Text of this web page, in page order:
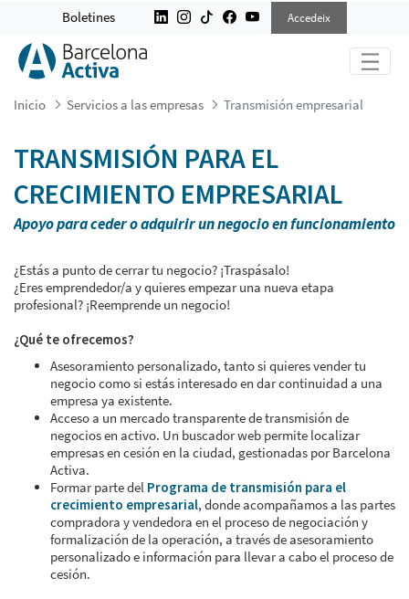
TRANSMISIÓN EMPRESARIAL
Boletines Accedeix
Inicio Servicios a las empresas Transmisión empresarial
TRANSMISIÓN PARA EL
CRECIMIENTO EMPRESARIAL
Apoyo para ceder o adquirir un negocio en funcionamiento
¿Estás a punto de cerrar tu negocio? ¡Traspásalo!
¿Eres emprendedor/a y quieres empezar una nueva etapa
profesional? ¡Reemprende un negocio!
¿Qué te ofrecemos?
Asesoramiento personalizado, tanto si quieres vender tu
negocio como si estás interesado en dar continuidad a una
empresa ya existente.
Acceso a un mercado transparente de transmisión de
negocios en activo. Un buscador web permite localizar
empresas en cesión en la ciudad, gestionadas por Barcelona
Activa.
Formar parte del Programa de transmisión para el
crecimiento empresarial, donde acompañamos a las partes
compradora y vendedora en el proceso de negociación y
formalización de la operación, a través de asesoramiento
personalizado e información para llevar a cabo el proceso de
cesión.